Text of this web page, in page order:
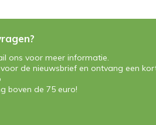
ons voor meer informatie.
de nieuwsbrief en ontvang een
boven de 75 euro!